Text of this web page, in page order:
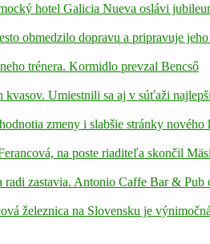
hotel Galicia Nueva oslávi
obmedzilo dopravu a pripravuje
trénera. Kormidlo prevzal Bencső
Umiestnili sa aj v súťaži
zmeny i slabšie stránky nového
na poste riaditeľa skončil
zastavia. Antonio Caffe Bar & Pub
železnica na Slovensku je